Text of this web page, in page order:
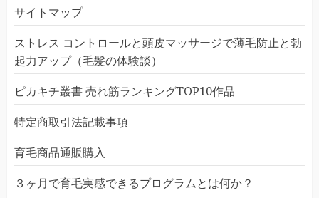
サイトマップ
ストレス コントロールと頭皮マッサージで薄毛防止と勃
起力アップ（毛髪の体験談）
ピカキチ叢書 売れ筋ランキングTOP10作品
特定商取引法記載事項
育毛商品通販購入
３ヶ月で育毛実感できるプログラムとは何か？